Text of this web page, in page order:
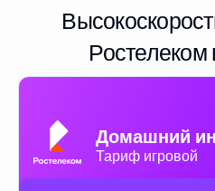
Ростелеком
Домашний
Тариф игровой